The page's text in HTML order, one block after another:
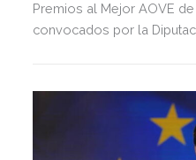
Premios al Mejor AOVE
convocados por la